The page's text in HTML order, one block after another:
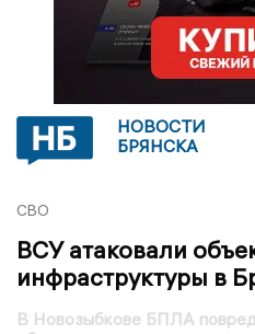
НОВОСТИ
БРЯНСКА
СВО
ВСУ атаковали
инфраструктуры в
В Новозыбкове БПЛА